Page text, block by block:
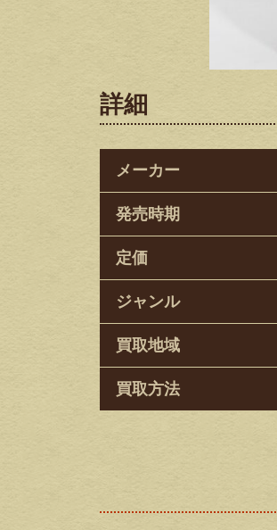
詳細
メーカー
発売時期
定価
ジャンル
買取地域
買取方法